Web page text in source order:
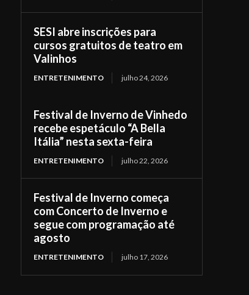
SESI abre inscrições para
cursos gratuitos de teatro em
Valinhos
ENTRETENIMENTO julho 24, 2026
Festival de Inverno de Vinhedo
recebe espetáculo “A Bella
Itália” nesta sexta-feira
ENTRETENIMENTO julho 22, 2026
Festival de Inverno começa
com Concerto de Inverno e
segue com programação até
agosto
ENTRETENIMENTO julho 17, 2026